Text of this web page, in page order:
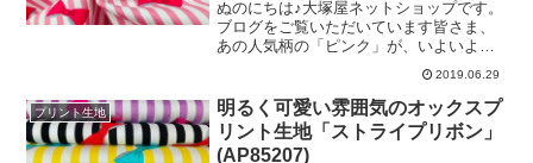
す。動物たちが並んでいるのとは反対側
の耳は、このようにシンプルに飾られて
います。さて、もう少し細かく、動物た
ちを見ていきましょう。＼ 木々の下に
は鳥さんたちが見え隠れ♡ ／プリンセ
スのようなウサギさんがいたり・・・チ
ュウ！と可愛
ぬのにちは♪大塚屋ネットショップです。
ブログをご覧いただいています皆さま、
あの人気柄の「ピンク」が、いよいよ入
ックスプリント生地「ストライプリボ
ン」のことでございます♡ご覧くださ
い！！＼ ばん！ ／＼ ばばん！ ／
＼ ばっばばーん！ ／こちらは、カラ
2019.06.29
プリント生地
明るく可愛い雰囲気のオックスプ
リント生地「ストライプリボン」
(AP85207)